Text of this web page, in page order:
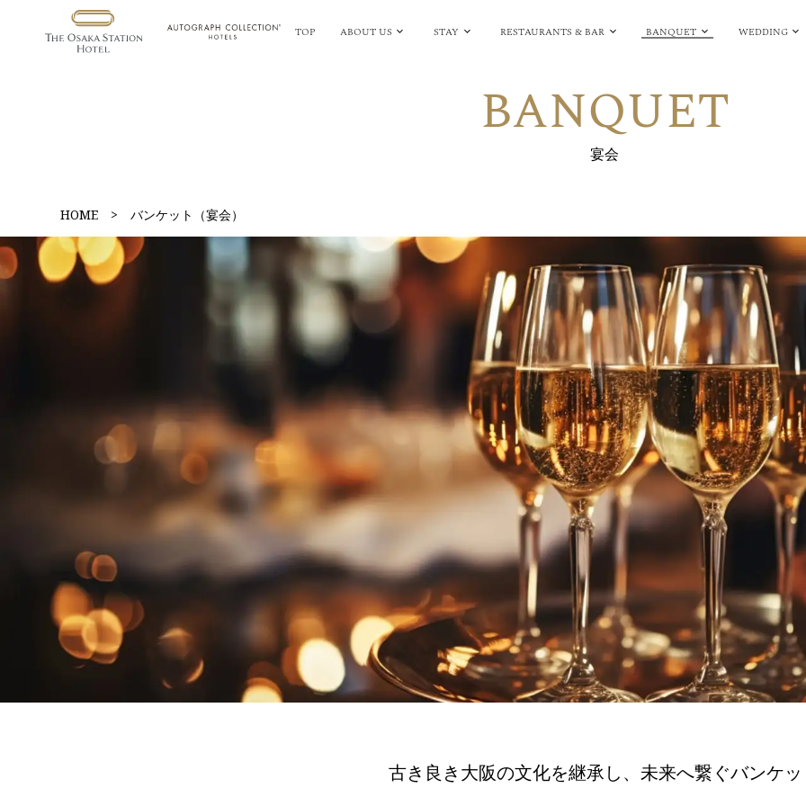
TOP ABOUT US STAY RESTAURANTS & BAR BANQUET WEDDING
BANQUET
宴会
HOME > バンケット（宴会）
古き良き大阪の文化を継承し、 未来へ繋ぐバンケ